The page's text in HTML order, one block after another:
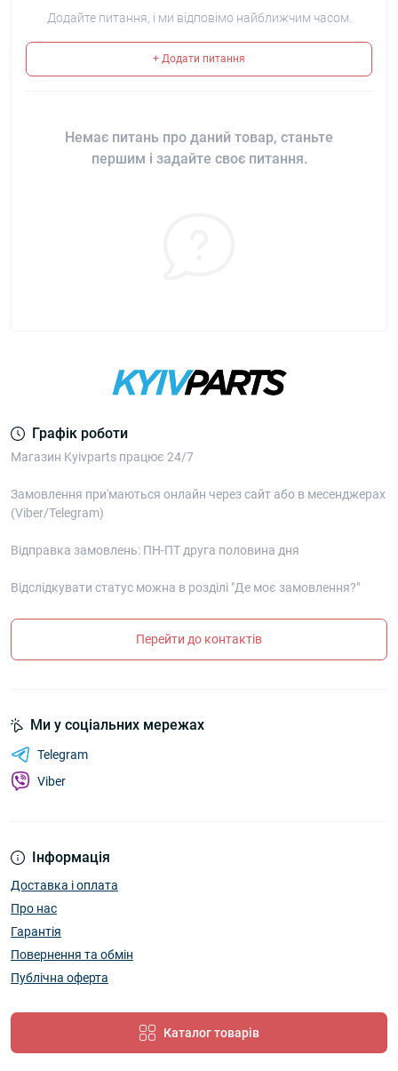
Додайте питання, і ми відповімо найближчим часом.
+ Додати питання
Немає питань про даний товар, станьте
першим і задайте своє питання.
Графік роботи
Магазин Kyivparts працює 24/7
Замовлення при'маються онлайн через сайт або в месенджерах
(Viber/Telegram)
Відправка замовлень: ПН-ПТ друга половина дня
Відслідкувати статус можна в розділі "Де моє замовлення?"
Перейти до контактів
Інформація
Доставка і оплата
Про нас
Гарантія
Повернення та обмін
Публічна оферта
Каталог товарів
Ми у соціальних мережах
Telegram
Viber